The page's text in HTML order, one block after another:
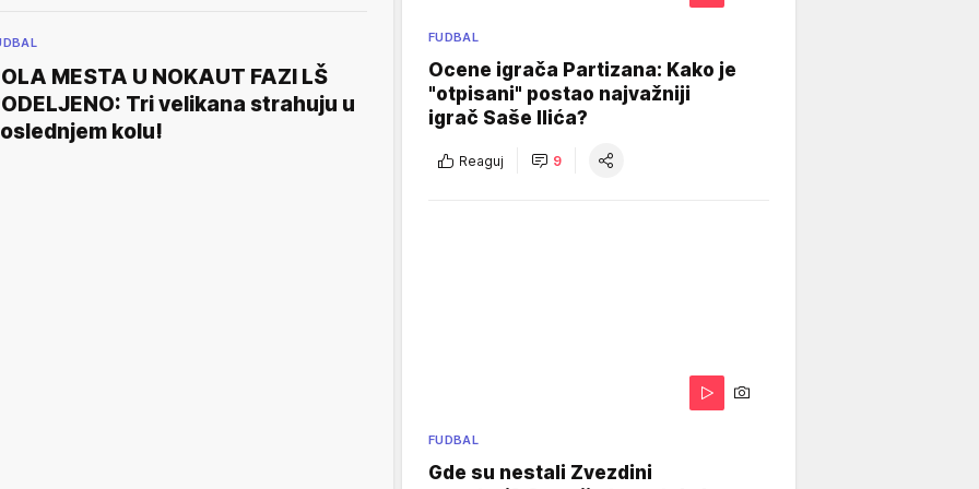
MESTA U NOKAUT FAZI LŠ
Tri velikana strahuju u
kolu!
FUDBAL
Ocene igrača Partizana: Kako je
"otpisani" postao najvažniji
igrač Saše Ilića?
Reaguj 9
FUDBAL
Gde su nestali Zvezdini